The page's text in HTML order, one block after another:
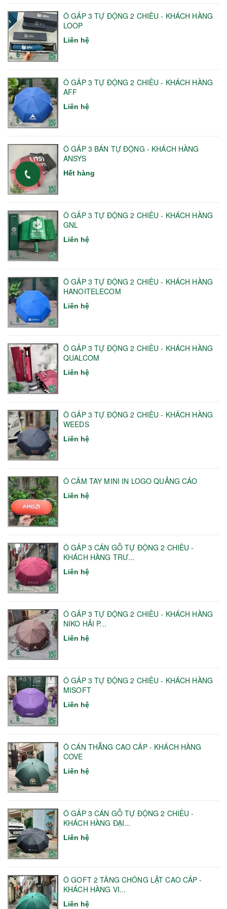
Ô GẤP 3 TỰ ĐỘNG 2 CHIỀU - KHÁCH HÀNG
LOOP
Liên hệ
Ô GẤP 3 TỰ ĐỘNG 2 CHIỀU - KHÁCH HÀNG
AFF
Liên hệ
Ô GẤP 3 BÁN TỰ ĐỘNG - KHÁCH HÀNG
ANSYS
Hết hàng
Ô GẤP 3 TỰ ĐỘNG 2 CHIỀU - KHÁCH HÀNG
GNL
Liên hệ
Ô GẤP 3 TỰ ĐỘNG 2 CHIỀU - KHÁCH HÀNG
HANOITELECOM
Liên hệ
Ô GẤP 3 TỰ ĐỘNG 2 CHIỀU - KHÁCH HÀNG
QUALCOM
Liên hệ
Ô GẤP 3 TỰ ĐỘNG 2 CHIỀU - KHÁCH HÀNG
WEEDS
Liên hệ
Ô CẦM TAY MINI IN LOGO QUẢNG CÁO
Liên hệ
Ô GẤP 3 CÁN GỖ TỰ ĐỘNG 2 CHIỀU -
KHÁCH HÀNG TRƯ...
Liên hệ
Ô GẤP 3 TỰ ĐỘNG 2 CHIỀU - KHÁCH HÀNG
NIKO HẢI P...
Liên hệ
Ô GẤP 3 TỰ ĐỘNG 2 CHIỀU - KHÁCH HÀNG
MISOFT
Liên hệ
Ô CÁN THẲNG CAO CẤP - KHÁCH HÀNG
COVE
Liên hệ
Ô GẤP 3 CÁN GỖ TỰ ĐỘNG 2 CHIỀU -
KHÁCH HÀNG ĐẠI...
Liên hệ
Ô GOFT 2 TẦNG CHỐNG LẬT CAO CẤP -
KHÁCH HÀNG VI...
Liên hệ